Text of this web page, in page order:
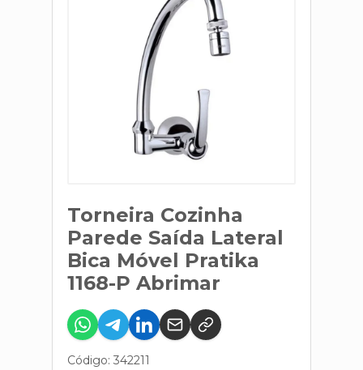
Torneira Cozinha
Parede Saída Lateral
Bica Móvel Pratika
1168-P Abrimar
Código: 342211